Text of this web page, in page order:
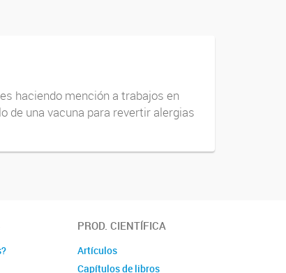
haciendo mención a trabajos en
de una vacuna para revertir alergias
PROD. CIENTÍFICA
Artículos
Capítulos de libros